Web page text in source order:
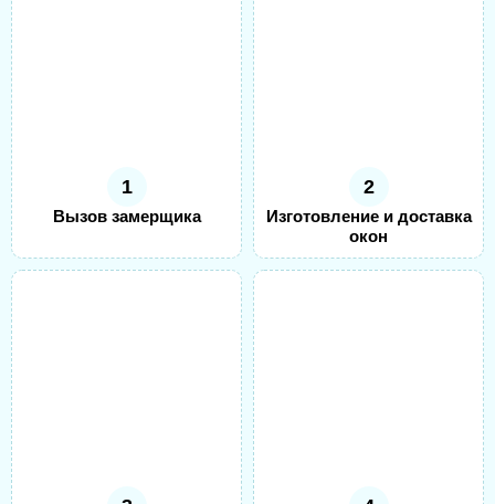
1
Вызов замерщика
2
Изготовление и доставка
окон